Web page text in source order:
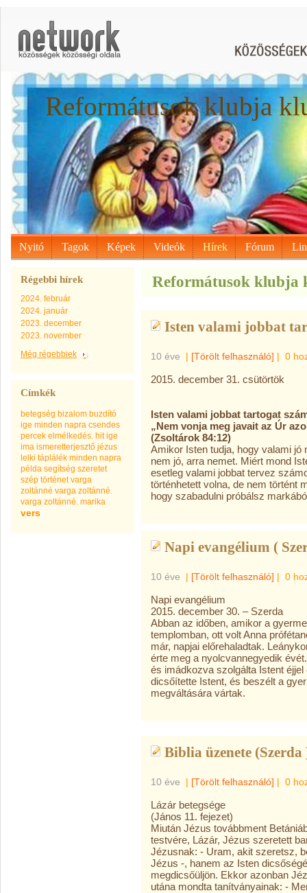
Reformátusok klubja
Nyitó Tagok Képek Videók Hírek Fórum
Régebbi hírek
2024. február
2024. január
2023. december
2023. november
Még régebbiek
Címkék
betegség bizalom buzdító
ige minden napra csendes
percek elmélkedés. hit ige
ima ismeretterjesztő jézus
lelki táplálék minden napra
példa segítség szeretet
szép történet varga
zoltánné varga zoltánné.
varga zoltánné. marika
vers
Reformátusok klubja
Isten valami jobbat
10 éve | [Törölt felhasználó] | 0
2015. december 31. csütörtök
Isten valami jobbat tartogat
„Nem vonja meg javait az Úr
(Zsoltárok 84:12)
Amikor Isten tudja, hogy valami jó
nem jó, arra nemet. Miért mond
esetleg valami jobbat tervez
történhetett volna, de nem történt
hogy szabadulni próbálsz
Napi evangélium (
10 éve | [Törölt felhasználó] | 0
Napi evangélium
2015. december 30. – Szerda
Abban az időben, amikor a
templomban, ott volt Anna
már, napjai előrehaladtak.
érte meg a nyolcvannegyedik
és imádkozva szolgálta Istent
dicsőítette Istent, és beszélt a
megváltására vártak.
Biblia üzenete (Szerda
10 éve | [Törölt felhasználó] | 0
Lázár betegsége
(János 11. fejezet)
Miután Jézus továbbment
testvére, Lázár, Jézus szeretett
Jézusnak: - Uram, akit szeretsz,
Jézus -, hanem az Isten
megdicsőüljön. Ekkor azonban
utána mondta tanítványainak: -